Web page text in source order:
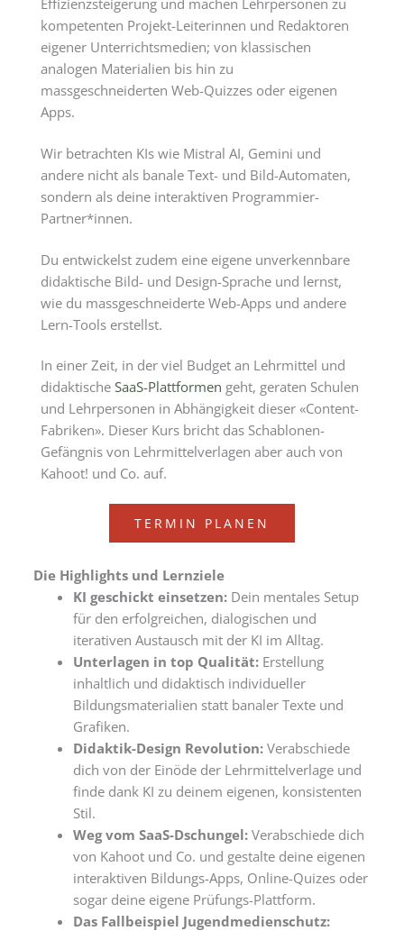
kompetenten Projekt-Leiterinnen und Redaktoren
eigener Unterrichtsmedien; von klassischen
analogen Materialien bis hin zu
massgeschneiderten Web-Quizzes oder eigenen
Apps.
Wir betrachten KIs wie Mistral AI, Gemini und
andere nicht als banale Text- und Bild-Automaten,
sondern als deine interaktiven Programmier-
Partner*innen.
Du entwickelst zudem eine eigene unverkennbare
didaktische Bild- und Design-Sprache und lernst,
wie du massgeschneiderte Web-Apps und andere
Lern-Tools erstellst.
In einer Zeit, in der viel Budget an Lehrmittel und
didaktischeSaaS-Plattformen geht, geraten Schulen
und Lehrpersonen in Abhängigkeit dieser «Content-
Fabriken». Dieser Kurs bricht das Schablonen-
Gefängnis von Lehrmittelverlagen aber auch von
Kahoot! und Co. auf.
TERMIN PLANEN
Die Highlights und Lernziele
KI geschickt einsetzen: Dein mentales Setup
für den erfolgreichen, dialogischen und
iterativen Austausch mit der KI im Alltag.
Unterlagen in top Qualität: Erstellung
inhaltlich und didaktisch individueller
Bildungsmaterialien statt banaler Texte und
Grafiken.
Didaktik-Design Revolution: Verabschiede
dich von der Einöde der Lehrmittelverlage und
finde dank KI zu deinem eigenen, konsistenten
Stil.
Weg vom SaaS-Dschungel: Verabschiede dich
von Kahoot und Co. und gestalte deine eigenen
interaktiven Bildungs-Apps, Online-Quizes oder
sogar deine eigene Prüfungs-Plattform.
Das Fallbeispiel Jugendmedienschutz: